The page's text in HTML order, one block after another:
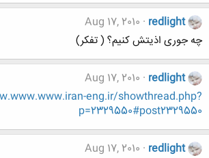
redlight
Aug 17, 2010
چه جوری اذیتش کنیم؟ ( تفکر)
redlight
Aug 17, 2010
eng.ir/showthread.php?
p=2329550#post2329550
redlight
Aug 17, 2010